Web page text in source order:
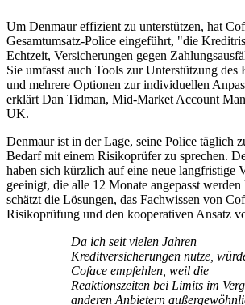
Um Denmaur effizient zu unterstützen, hat
Gesamtumsatz-Police eingeführt, "die
Echtzeit, Versicherungen gegen
Sie umfasst auch Tools zur Unterstützung des
und mehrere Optionen zur individuellen
erklärt Dan Tidman, Mid-Market Account
UK.
Denmaur ist in der Lage, seine Police täglich
Bedarf mit einem Risikoprüfer zu sprechen.
haben sich kürzlich auf eine neue langfristige
geeinigt, die alle 12 Monate angepasst
schätzt die Lösungen, das Fachwissen von
Risikoprüfung und den kooperativen Ansatz
Da ich seit vielen Jahren
Kreditversicherungen nutze,
Coface empfehlen, weil die
Reaktionszeiten bei Limits im
anderen Anbietern